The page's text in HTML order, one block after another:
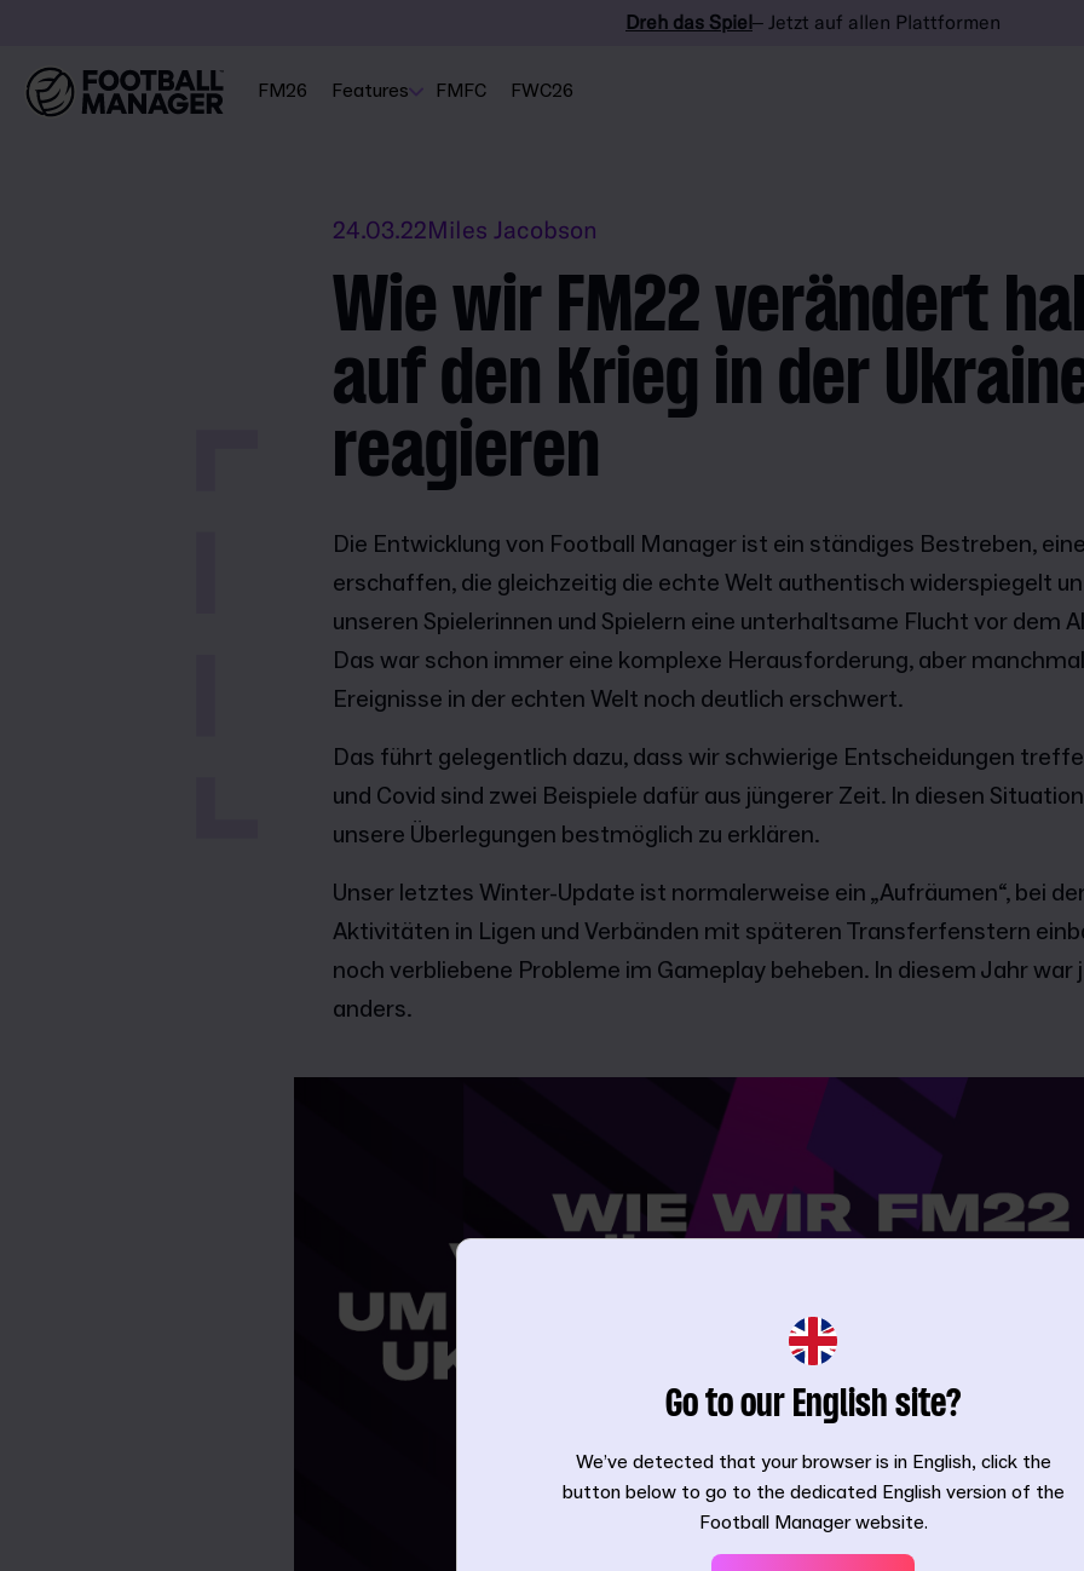
Dreh das Spiel– Jetzt auf allen Plattformen
FM26 Features FMFC FWC26
24.03.22Miles Jacobson
Wie wir FM22 verändert
auf den Krieg in der
reagieren
Die Entwicklung von Football Manager ist ein ständiges Bestreben,
erschaffen, die gleichzeitig die echte Welt authentisch widerspiegelt
unseren Spielerinnen und Spielern eine unterhaltsame Flucht vor dem
Das war schon immer eine komplexe Herausforderung, aber
Ereignisse in der echten Welt noch deutlich erschwert.
Das führt gelegentlich dazu, dass wir schwierige Entscheidungen
und Covid sind zwei Beispiele dafür aus jüngerer Zeit. In diesen
unsere Überlegungen bestmöglich zu erklären.
Unser letztes Winter-Update ist normalerweise ein „Aufräumen“, bei
Aktivitäten in Ligen und Verbänden mit späteren Transferfenstern
noch verbliebene Probleme im Gameplay beheben. In diesem Jahr war
anders.
Go to our English site?
We’ve detected that your browser is in English, click the
button below to go to the dedicated English version of the
Football Manager website.